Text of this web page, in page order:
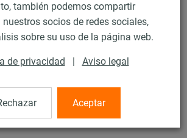
también podemos compartir
socios de redes sociales,
sobre su uso de la página web.
de privacidad | Aviso legal
Aceptar
de soportación
Abrazaderas
de vidrio
de espuma de
vidrio